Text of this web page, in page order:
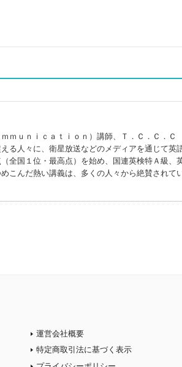
ｕｎｉｃａｔｉｏｎ）講師、Ｔ．Ｃ．Ｃ．Ｃ
る人々に、衛星放送などのメディアを通じて英
全国１位・最高点）を始め、国連英検特Ａ級、
こんだ熱い講義は、多くの人々から絶賛されて
運営会社概要
特定商取引法に基づく表示